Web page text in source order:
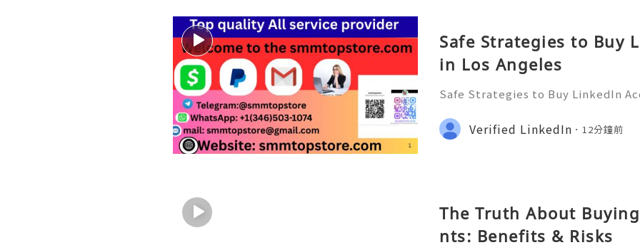
Safe Strategies to Buy
in Los Angeles
Safe Strategies to Buy LinkedIn
── ●👇🏾✦── ●👇🏾 ➤Email :
●── ●👇🏾●── ●👇🏾●──
Verified LinkedIn 12分鐘前
The Truth About
nts: Benefits & Risks